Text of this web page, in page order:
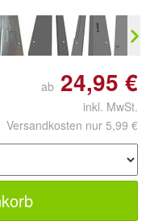
ab 24,95 €
inkl. MwSt.
Versandkosten nur 5,99 €